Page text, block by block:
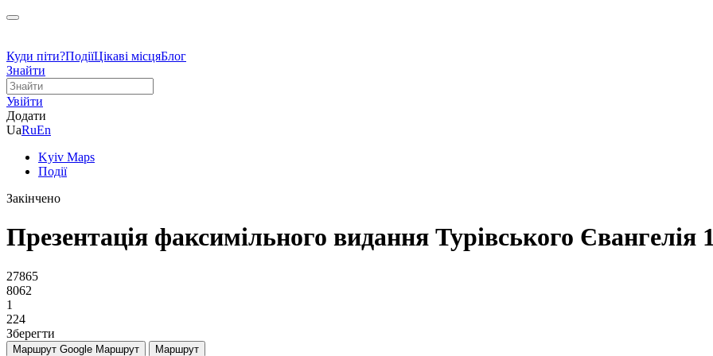
Куди піти?ПодіїЦікаві місцяБлог
Знайти
Увійти
Додати
UaRuEn
Kyiv Maps
Події
Закінчено
Презентація факсимільного видання Турівського Євангелія
27865
8062
1
224
Зберегти
Маршрут Google Маршрут Маршрут